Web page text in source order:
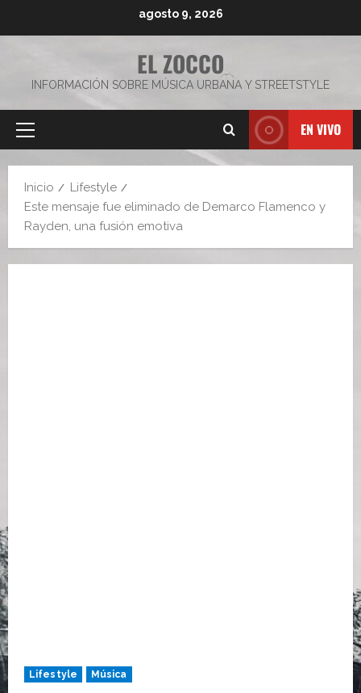
agosto 9, 2026
EL ZOCCO
INFORMACIÓN SOBRE MÚSICA URBANA Y STREETSTYLE
Menú
EN VIVO
Inicio
Lifestyle
Este mensaje fue eliminado de Demarco Flamenco y
Rayden, una fusión emotiva
Lifestyle Música